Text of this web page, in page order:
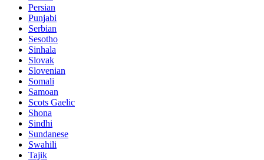
Persian
Punjabi
Serbian
Sesotho
Sinhala
Slovak
Slovenian
Somali
Samoan
Scots Gaelic
Shona
Sindhi
Sundanese
Swahili
Tajik